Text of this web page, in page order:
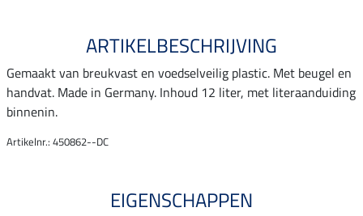
ARTIKELBESCHRIJVING
Gemaakt van breukvast en voedselveilig plastic. Met beugel en
handvat. Made in Germany. Inhoud 12 liter, met literaanduiding
binnenin.
Artikelnr.: 450862--DC
EIGENSCHAPPEN